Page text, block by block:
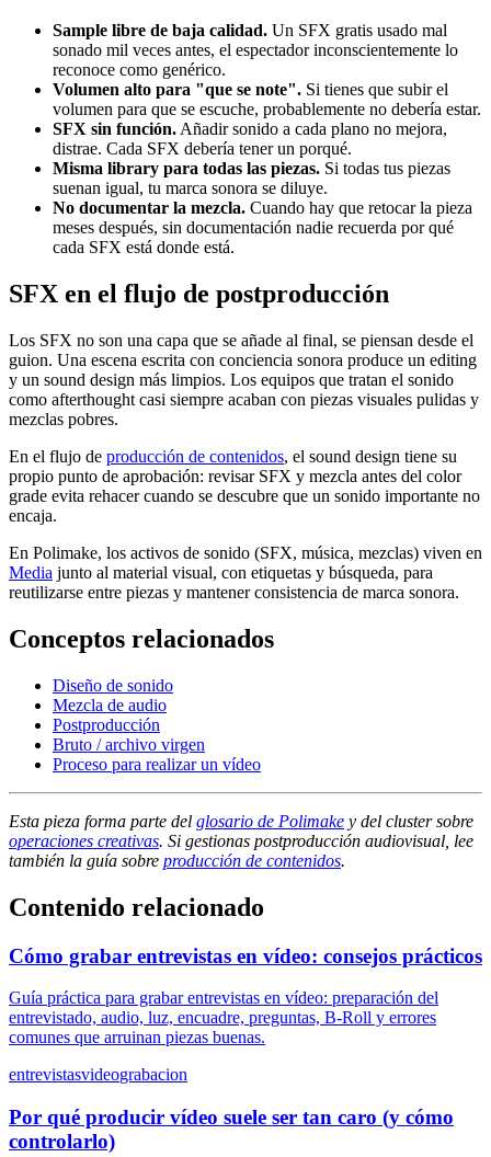
Sample libre de baja calidad. Un SFX gratis usado mal
sonado mil veces antes, el espectador inconscientemente lo
reconoce como genérico.
Volumen alto para "que se note". Si tienes que subir el
volumen para que se escuche, probablemente no debería estar.
SFX sin función. Añadir sonido a cada plano no mejora,
distrae. Cada SFX debería tener un porqué.
Misma library para todas las piezas. Si todas tus piezas
suenan igual, tu marca sonora se diluye.
No documentar la mezcla. Cuando hay que retocar la pieza
meses después, sin documentación nadie recuerda por qué
cada SFX está donde está.
SFX en el flujo de postproducción
Los SFX no son una capa que se añade al final, se piensan desde el
guion. Una escena escrita con conciencia sonora produce un editing
y un sound design más limpios. Los equipos que tratan el sonido
como afterthought casi siempre acaban con piezas visuales pulidas y
mezclas pobres.
En el flujo de producción de contenidos, el sound design tiene su
propio punto de aprobación: revisar SFX y mezcla antes del color
grade evita rehacer cuando se descubre que un sonido importante no
encaja.
En Polimake, los activos de sonido (SFX, música, mezclas) viven en
Media junto al material visual, con etiquetas y búsqueda, para
reutilizarse entre piezas y mantener consistencia de marca sonora.
Conceptos relacionados
Diseño de sonido
Mezcla de audio
Postproducción
Bruto / archivo virgen
Proceso para realizar un vídeo
Esta pieza forma parte del glosario de Polimake y del cluster sobre
operaciones creativas. Si gestionas postproducción audiovisual, lee
también la guía sobre producción de contenidos.
Contenido relacionado
Cómo grabar entrevistas en vídeo: consejos prácticos
Guía práctica para grabar entrevistas en vídeo: preparación del
entrevistado, audio, luz, encuadre, preguntas, B-Roll y errores
comunes que arruinan piezas buenas.
entrevistasvideograbacion
Por qué producir vídeo suele ser tan caro (y cómo
controlarlo)